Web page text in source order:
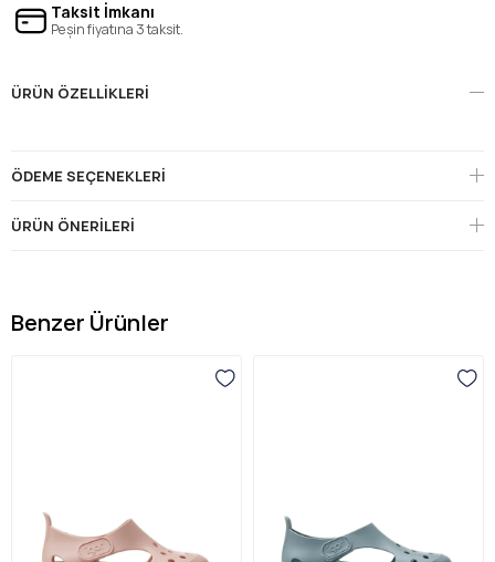
Taksit İmkanı
Peşin fiyatına 3 taksit.
ÜRÜN ÖZELLIKLERI
ÖDEME SEÇENEKLERI
ÜRÜN ÖNERILERI
Benzer Ürünler